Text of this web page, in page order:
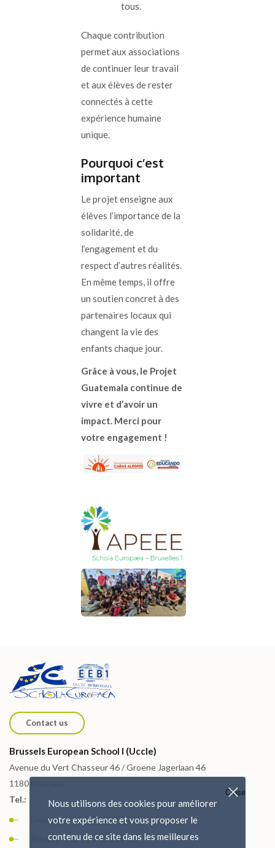
tous.
Chaque contribution
permet aux associations
de continuer leur travail
et aux élèves de rester
connectés à cette
expérience humaine
unique.
Pourquoi c’est
important
Le projet enseigne aux
élèves l’importance de la
solidarité, de
l’engagement et du
respect d’autres réalités.
En même temps, il offre
un soutien concret à des
partenaires locaux qui
changent la vie des
enfants chaque jour.
Grâce à vous, le Projet
Guatemala continue de
vivre et d’avoir un
impact. Merci pour
votre engagement !
Contact us
Brussels European School I (Uccle)
Avenue du Vert Chasseur 46 / Groene Jagerlaan 46
1180 Brussels
Tel.:
General: + 32 (0) 2 373 86 11
Primary: +32 (0) 2 373 87 15
Nous utilisons des cookies pour améliorer
votre expérience et vous proposer le
contenu de ce site dans les meilleures
Close